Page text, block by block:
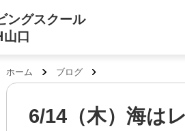
ングスクール
口
ホーム ブログ
6/14（木）海は